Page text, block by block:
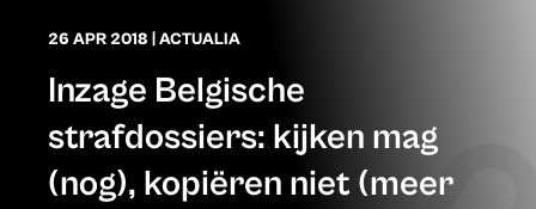
26 APR 2018 ACTUALIA
Inzage Belgische
strafdossiers: kijken mag
(nog), kopiëren niet (meer